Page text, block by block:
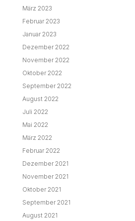
März 2023
Februar 2023
Januar 2023
Dezember 2022
November 2022
Oktober 2022
September 2022
August 2022
Juli 2022
Mai 2022
März 2022
Februar 2022
Dezember 2021
November 2021
Oktober 2021
September 2021
August 2021